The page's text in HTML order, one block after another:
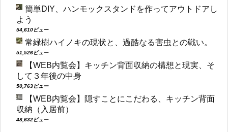
簡単DIY、ハンモックスタンドを作ってアウトドアし
よう
54,610ビュー
常緑樹ハイノキの現状と、過酷なる害虫との戦い。
51,526ビュー
【WEB内覧会】キッチン背面収納の構想と現実、そ
して３年後の中身
50,763ビュー
【WEB内覧会】隠すことにこだわる、キッチン背面
収納（入居前）
48,632ビュー